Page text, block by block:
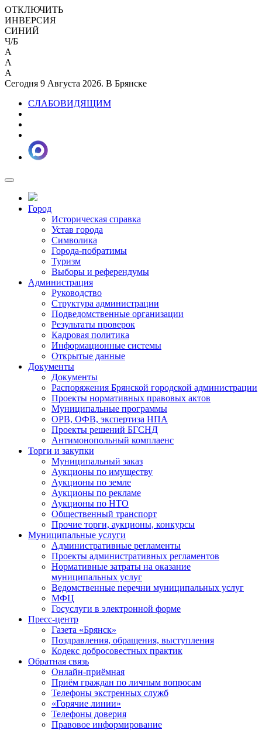
ОТКЛЮЧИТЬ
ИНВЕРСИЯ
СИНИЙ
Ч/Б
A
A
A
Сегодня 9 Августа 2026. В Брянске
СЛАБОВИДЯЩИМ
Город
Историческая справка
Устав города
Символика
Города-побратимы
Туризм
Выборы и референдумы
Администрация
Руководство
Структура администрации
Подведомственные организации
Результаты проверок
Кадровая политика
Информационные системы
Открытые данные
Документы
Документы
Распоряжения Брянской городской администрации
Проекты нормативных правовых актов
Муниципальные программы
ОРВ, ОФВ, экспертиза НПА
Проекты решений БГСНД
Антимонопольный комплаенс
Торги и закупки
Муниципальный заказ
Аукционы по имуществу
Аукционы по земле
Аукционы по рекламе
Аукционы по НТО
Общественный транспорт
Прочие торги, аукционы, конкурсы
Муниципальные услуги
Административные регламенты
Проекты административных регламентов
Нормативные затраты на оказание
муниципальных услуг
Ведомственные перечни муниципальных услуг
МФЦ
Госуслуги в электронной форме
Пресс-центр
Газета «Брянск»
Поздравления, обращения, выступления
Кодекс добросовестных практик
Обратная связь
Онлайн-приёмная
Приём граждан по личным вопросам
Телефоны экстренных служб
«Горячие линии»
Телефоны доверия
Правовое информирование